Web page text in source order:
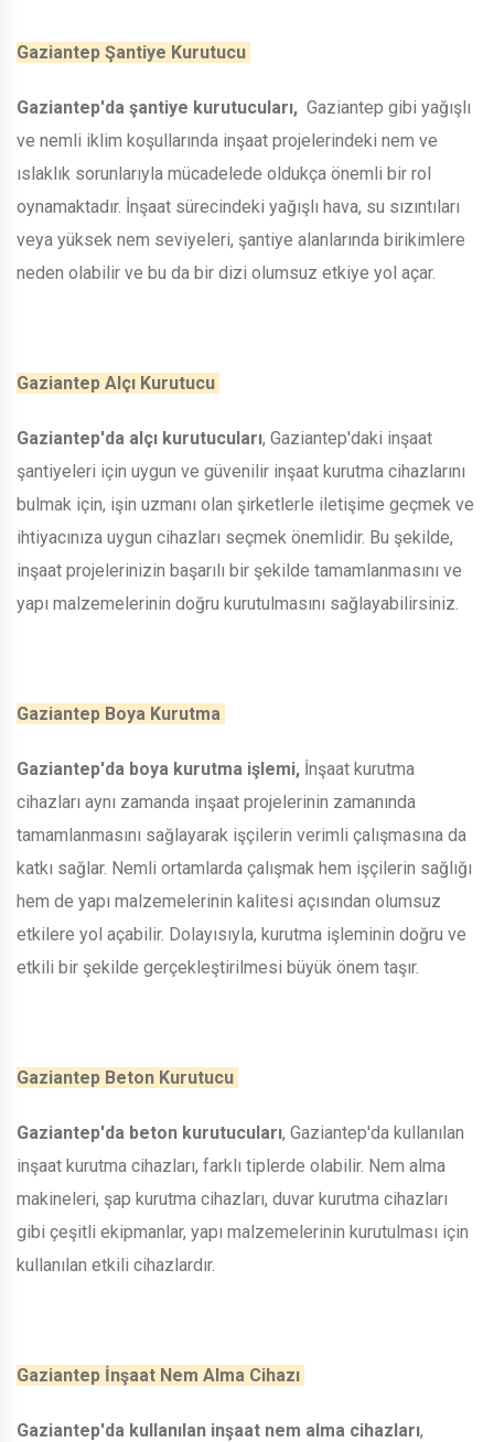
Gaziantep Şantiye Kurutucu
Gaziantep'da şantiye kurutucuları, Gaziantep gibi yağışlı
ve nemli iklim koşullarında inşaat projelerindeki nem ve
ıslaklık sorunlarıyla mücadelede oldukça önemli bir rol
oynamaktadır. İnşaat sürecindeki yağışlı hava, su sızıntıları
veya yüksek nem seviyeleri, şantiye alanlarında birikimlere
neden olabilir ve bu da bir dizi olumsuz etkiye yol açar.
Gaziantep Alçı Kurutucu
Gaziantep'da alçı kurutucuları, Gaziantep'daki inşaat
şantiyeleri için uygun ve güvenilir inşaat kurutma cihazlarını
bulmak için, işin uzmanı olan şirketlerle iletişime geçmek ve
ihtiyacınıza uygun cihazları seçmek önemlidir. Bu şekilde,
inşaat projelerinizin başarılı bir şekilde tamamlanmasını ve
yapı malzemelerinin doğru kurutulmasını sağlayabilirsiniz.
Gaziantep Boya Kurutma
Gaziantep'da boya kurutma işlemi, İnşaat kurutma
cihazları aynı zamanda inşaat projelerinin zamanında
tamamlanmasını sağlayarak işçilerin verimli çalışmasına da
katkı sağlar. Nemli ortamlarda çalışmak hem işçilerin sağlığı
hem de yapı malzemelerinin kalitesi açısından olumsuz
etkilere yol açabilir. Dolayısıyla, kurutma işleminin doğru ve
etkili bir şekilde gerçekleştirilmesi büyük önem taşır.
Gaziantep Beton Kurutucu
Gaziantep'da beton kurutucuları, Gaziantep'da kullanılan
inşaat kurutma cihazları, farklı tiplerde olabilir. Nem alma
makineleri, şap kurutma cihazları, duvar kurutma cihazları
gibi çeşitli ekipmanlar, yapı malzemelerinin kurutulması için
kullanılan etkili cihazlardır.
Gaziantep İnşaat Nem Alma Cihazı
Gaziantep'da kullanılan inşaat nem alma cihazları,